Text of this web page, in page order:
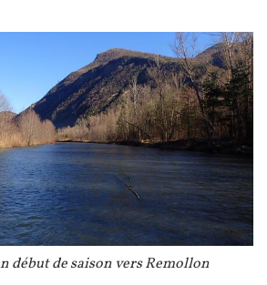
début de saison vers Remollon